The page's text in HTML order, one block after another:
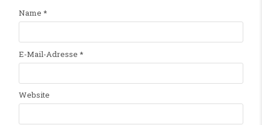
Name *
E-Mail-Adresse *
Website